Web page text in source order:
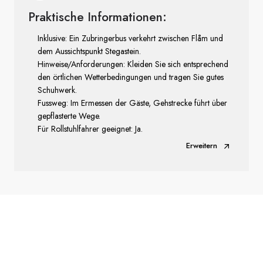
Praktische Informationen:
Inklusive: Ein Zubringerbus verkehrt zwischen Flåm und
dem Aussichtspunkt Stegastein.
Hinweise/Anforderungen: Kleiden Sie sich entsprechend
den örtlichen Wetterbedingungen und tragen Sie gutes
Schuhwerk.
Fussweg: Im Ermessen der Gäste, Gehstrecke führt über
gepflasterte Wege.
Für Rollstuhlfahrer geeignet: Ja.
Erweitern